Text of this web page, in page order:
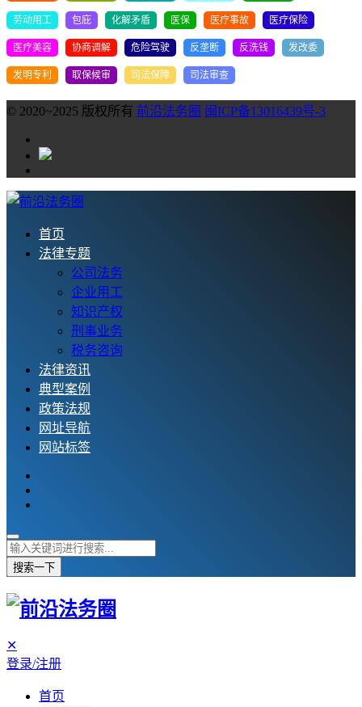
劳动用工 包庇 化解矛盾 医保 医疗事故 医疗保险
医疗美容 协商调解 危险驾驶 反垄断 反洗钱 发改委
发明专利 取保候审 司法保障 司法审查
© 2020~2025 版权所有 前沿法务圈 闽ICP备13016439号-3
首页
法律专题
公司法务
企业用工
知识产权
刑事业务
税务咨询
法律资讯
典型案例
政策法规
网址导航
网站标签
搜索一下
✕
登录/注册
首页